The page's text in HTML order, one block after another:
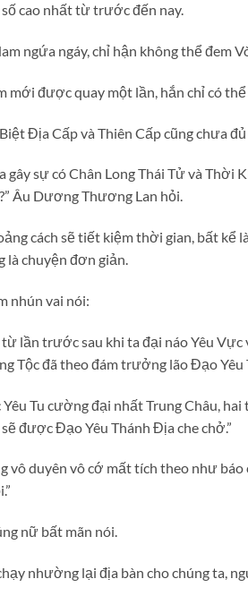
cao nhất từ trước đến nay.
ngứa ngáy, chỉ hận không thể đem
mới được quay một lần, hắn chỉ có
Địa Cấp và Thiên Cấp cũng chưa
gây sự có Chân Long Thái Tử và Thời
Âu Dương Thương Lan hỏi.
cách sẽ tiết kiệm thời gian, bất kể
là chuyện đơn giản.
nhún vai nói:
lần trước sau khi ta đại náo Yêu
Tộc đã theo đám trưởng lão Đạo Yêu
Tu cường đại nhất Trung Châu,
được Đạo Yêu Thánh Địa che chở.”
vô duyên vô cớ mất tích theo như
nữ bất mãn nói.
nhường lại địa bàn cho chúng ta,